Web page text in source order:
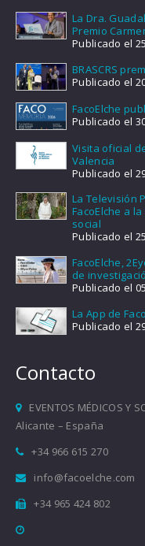
La Dra.
Premio
Publicado el
BRASCRS
Publicado el
FacoElche
Publicado el
Visita oficial
Valencia
Publicado el
La Televisión
FacoElche a
social
Publicado el
FacoElche,
de
Publicado el
La App de
Publicado el
Contacto
EVENTOS MÉDICOS Y
Alicante – España
+34 966 615 270
info@facoelche.com
+34 965 424 802